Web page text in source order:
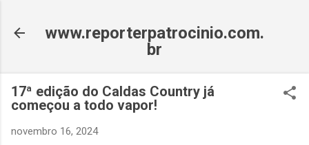
www.reporterpatrocinio.com.
br
17ª edição do Caldas Country já
começou a todo vapor!
novembro 16, 2024